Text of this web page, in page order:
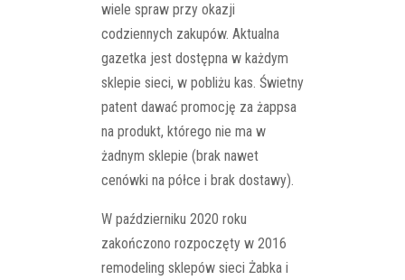
wiele spraw przy okazji
codziennych zakupów. Aktualna
gazetka jest dostępna w każdym
sklepie sieci, w pobliżu kas. Świetny
patent dawać promocję za żappsa
na produkt, którego nie ma w
żadnym sklepie (brak nawet
cenówki na półce i brak dostawy).
W październiku 2020 roku
zakończono rozpoczęty w 2016
remodeling sklepów sieci Żabka i